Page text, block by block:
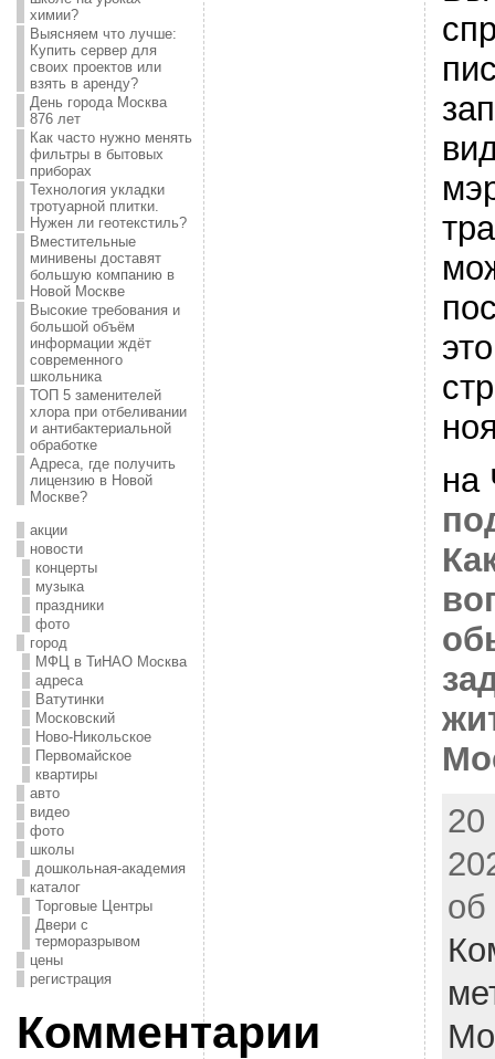
химии?
Выясняем что лучше:
Купить сервер для
своих проектов или
взять в аренду?
День города Москва
876 лет
Как часто нужно менять
фильтры в бытовых
приборах
Технология укладки
тротуарной плитки.
Нужен ли геотекстиль?
Вместительные
минивены доставят
большую компанию в
Новой Москве
Высокие требования и
большой объём
информации ждёт
современного
школьника
ТОП 5 заменителей
хлора при отбеливании
и антибактериальной
обработке
Адреса, где получить
лицензию в Новой
Москве?
акции
новости
концерты
музыка
праздники
фото
город
МФЦ в ТиНАО Москва
адреса
Ватутинки
Московский
Ново-Никольское
Первомайское
квартиры
авто
видео
фото
школы
дошкольная-академия
каталог
Торговые Центры
Двери с
терморазрывом
цены
регистрация
Комментарии
на
20